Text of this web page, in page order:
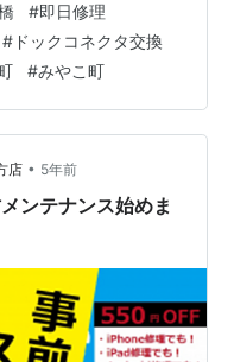
度も結構あるみたい
す。 コロナのせいで
マスクが顔に張り付
すよね…💦 でも、コ
！ 熱中症対策もしっ
#即日修理
# ドックコネクタ交換
#みやこ町
店 • 5年前
ンテナンス始めま